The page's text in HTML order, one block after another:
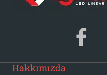
Hakkımızda